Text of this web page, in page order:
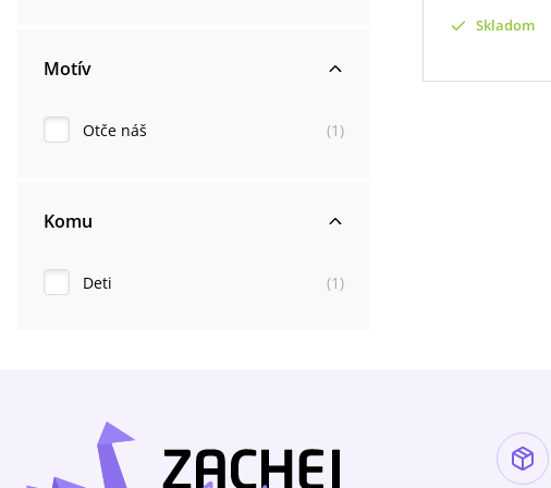
Motív
Otče náš (1 )
Komu
Deti (1 )
Skladom